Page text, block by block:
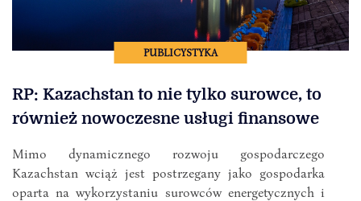
PUBLICYSTYKA
RP: Kazachstan to nie tylko surowce, to
również nowoczesne usługi finansowe
Mimo dynamicznego rozwoju gospodarczego
Kazachstan wciąż jest postrzegany jako gospodarka
oparta na wykorzystaniu surowców energetycznych i